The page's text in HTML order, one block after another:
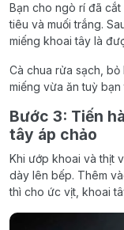
Bạn cho ngò rí đã
tiêu và muối trắng.
miếng khoai tây là
Cà chua rửa sạch,
miếng vừa ăn tuỳ
Bước 3: Tiến
tây áp chảo
Khi ướp khoai và thịt
dày lên bếp. Thêm
thì cho ức vịt, khoai